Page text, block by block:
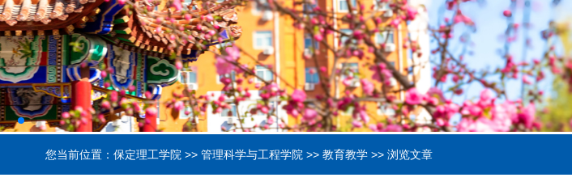
您当前位置： 保定理工学院 >> 管理科学与工程学院 >> 教育教学 >> 浏览文章